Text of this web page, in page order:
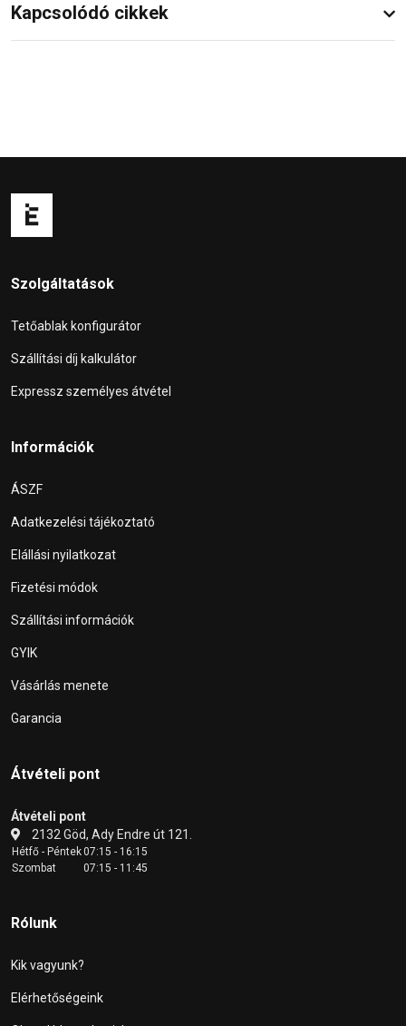
Kapcsolódó cikkek
Szolgáltatások
Tetőablak konfigurátor
Szállítási díj kalkulátor
Expressz személyes átvétel
Információk
ÁSZF
Adatkezelési tájékoztató
Elállási nyilatkozat
Fizetési módok
Szállítási információk
GYIK
Vásárlás menete
Garancia
Átvételi pont
Átvételi pont
2132 Göd, Ady Endre út 121.
Hétfő - Péntek07:15 - 16:15
Szombat
07:15 - 11:45
Rólunk
Kik vagyunk?
Elérhetőségeink